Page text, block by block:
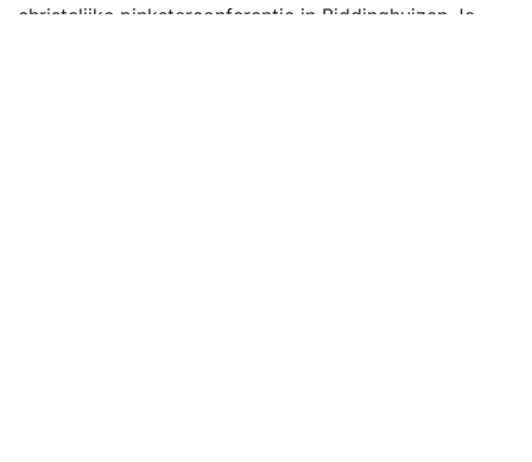
christelijke pinksterconferentie in Biddinghuizen Je